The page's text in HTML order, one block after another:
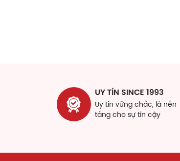
UY TÍN SINCE 1993
Uy tín vững chắc, là nền
tảng cho sự tin cậy